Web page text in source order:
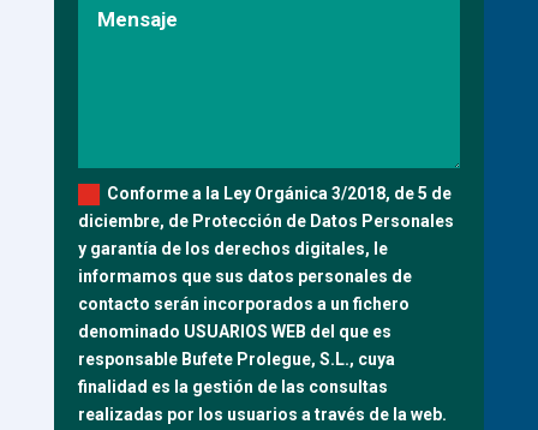
Conforme a la Ley Orgánica 3/2018, de 5 de
diciembre, de Protección de Datos Personales
y garantía de los derechos digitales, le
informamos que sus datos personales de
contacto serán incorporados a un fichero
denominado USUARIOS WEB del que es
responsable Bufete Prolegue, S.L., cuya
finalidad es la gestión de las consultas
realizadas por los usuarios a través de la web.